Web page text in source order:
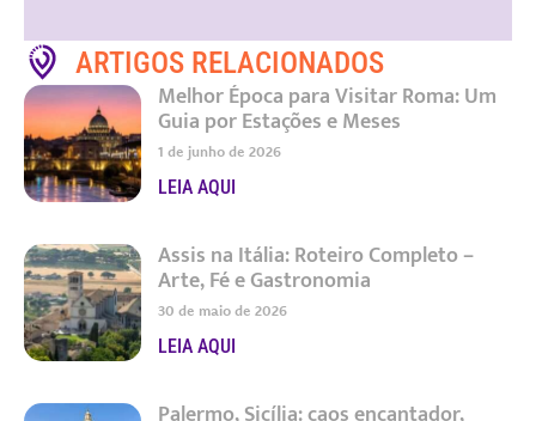
ARTIGOS RELACIONADOS
Melhor Época para Visitar Roma: Um
Guia por Estações e Meses
1 de junho de 2026
LEIA AQUI
Assis na Itália: Roteiro Completo –
Arte, Fé e Gastronomia
30 de maio de 2026
LEIA AQUI